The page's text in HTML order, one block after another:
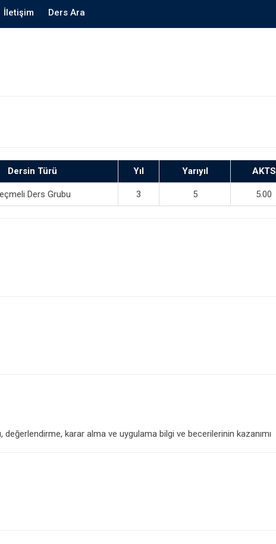
İletişim Ders Ara
Dersin Türü Yıl Yarıyıl AKTS
Ders Grubu 3 5 5.00
karar alma ve uygulama bilgi ve becerilerinin kazanımı